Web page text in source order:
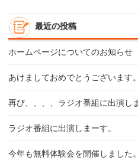
最近の投稿
ホームページについてのお知らせ
あけましておめでとうございます。
再び、、、、ラジオ番組に出演し
ラジオ番組に出演しまーす。
今年も無料体験会を開催しました。